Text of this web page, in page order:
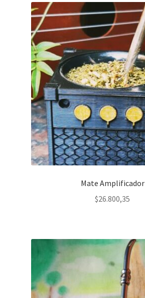
Mate Amplificador
$26.800,35